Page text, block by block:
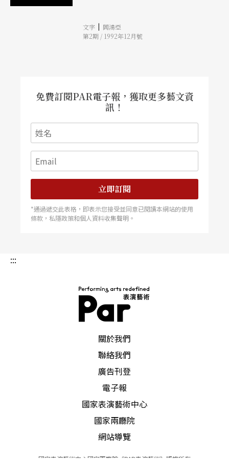
仍在說故事，只是方法一直在變。楊長燕說，一齣
戲應該像一首歌，一首場景、節奏、氣氛、旋律都
文字 | 閻鴻亞
第2期 / 1992年12月號
免費訂閱PAR電子報，獲取更多藝文資
訊！
立即訂閱
*通過遞交此表格，即表示您接受並同意已閱讀本網站的使用
條款，私隱政策和個人資料收集聲明。
:::
關於我們
聯絡我們
廣告刊登
電子報
國家表演藝術中心
國家兩廳院
網站導覽